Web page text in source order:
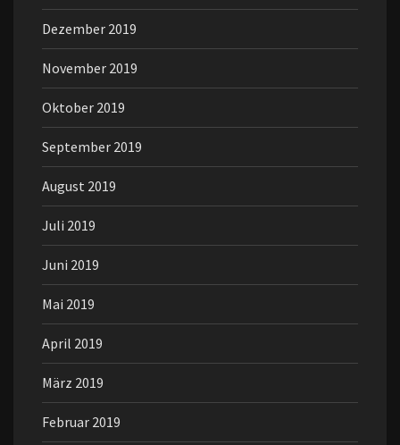
Dezember 2019
November 2019
Oktober 2019
September 2019
August 2019
Juli 2019
Juni 2019
Mai 2019
April 2019
März 2019
Februar 2019